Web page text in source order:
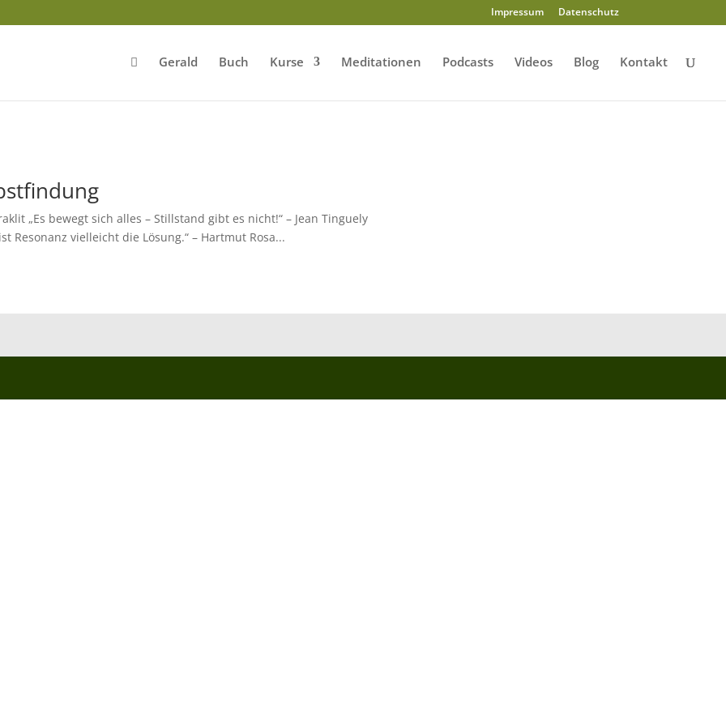
Impressum Datenschutz
Gerald Buch Kurse Meditationen Podcasts Videos Blog Kontakt
„Es bewegt sich alles – Stillstand gibt es nicht!“ – Jean Tinguely
Resonanz vielleicht die Lösung.“ – Hartmut Rosa...